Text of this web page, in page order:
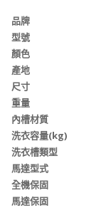
品牌
型號
顏色
產地
尺寸
重量
內槽材質
洗衣容量(kg)
洗衣槽類型
馬達型式
全機保固
馬達保固